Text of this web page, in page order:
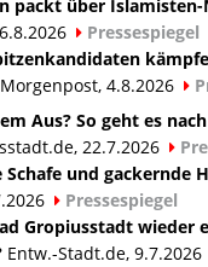
packt über Islamisten-
Pressespiegel
4.8.2026
Aus? So geht es
22.7.2026
und gackernde
Pressespiegel
Gropiusstadt wieder
Entw.-Stadt.de, 9.7.2026